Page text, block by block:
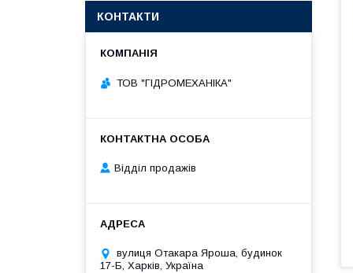
КОНТАКТИ
ТОВ "ГІДРОМЕХАНІКА"
Відділ продажів
вулиця Отакара Яроша, будинок
17-Б, Харків, Україна